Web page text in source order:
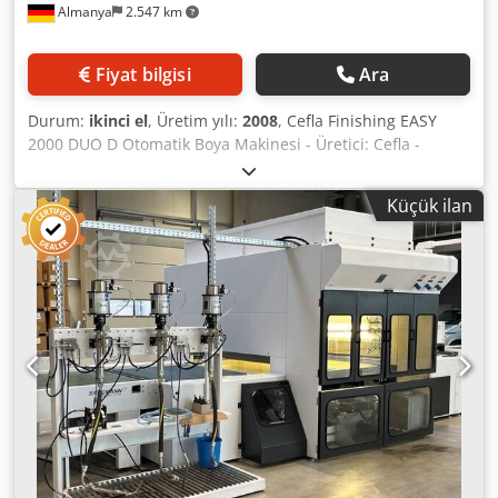
Almanya 2.547 km
Fiyat bilgisi Ara
Durum: ikinci el, Üretim yılı: 2008, Cefla Finishing EASY
2000 DUO D Otomatik Boya Makinesi - Üretici: Cefla -
Model: EASY-DUO - Üretim yılı: 2008 - Çalışma genişliği:
1300 mm - Kumanda tarafı: sol - Yenilenmiş makine için
fiyat - Mevcut durumu: Revizesiz, kullanılmış makine - Duo
tip tabanca tahriki Chsdjzf N N Nspfx Ahcja - Kuru emiş
sistemi - Egzoz kapasitesi: 12.000 m³/h - Bantlı taşıma
sistemi - İlerleme hızı kademesiz ayarlanabilir (2 - 8 m/dak)
- Bant temizliği: silindirli temizlik sistemi - Vernik geri
kazanımlı - Kurulu renk devresi: 2 adet - Kurulu püskürtme
cihazı: 4 adet - Püskürtme cihazı tipi: Kremlin AVX - Airmix
püskürtme sistemi - Yüksekliği ayarlanabilir püskürtme
cihazları - Vernik pompa sayısı: 1 adet - Pompa üreticisi:
Kremlin 16-120 - Besleme hava filtresi tavanı - Ex-proof
tasarım - Solvent bazlı boyalara uygun - Su bazlı boyalara
da uygun - Kullanılmış makine, iyi durumda - Uzunluk:
Küçük ilan